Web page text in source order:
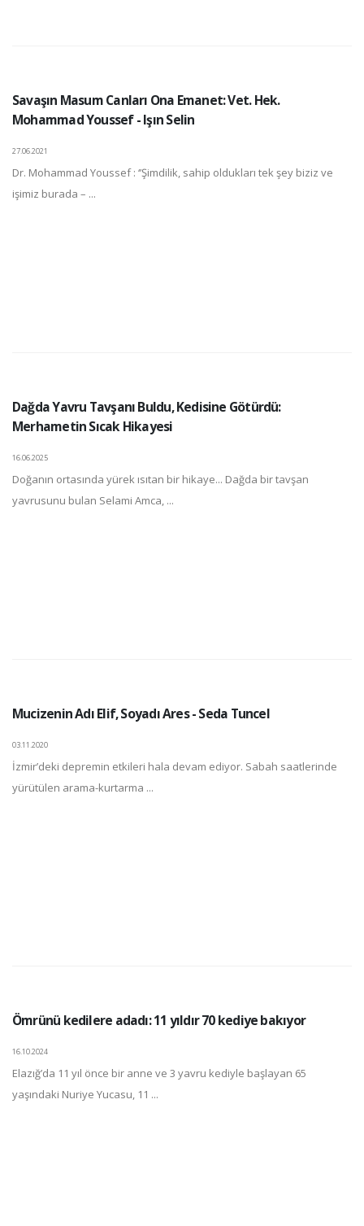
Savaşın Masum Canları Ona Emanet: Vet. Hek.
Mohammad Youssef - Işın Selin
27.06.2021
Dr. Mohammad Youssef : ‘’Şimdilik, sahip oldukları tek şey biziz ve
işimiz burada – ...
Dağda Yavru Tavşanı Buldu, Kedisine Götürdü:
Merhametin Sıcak Hikayesi
16.06.2025
Doğanın ortasında yürek ısıtan bir hikaye... Dağda bir tavşan
yavrusunu bulan Selami Amca, ...
Mucizenin Adı Elif, Soyadı Ares - Seda Tuncel
03.11.2020
İzmir’deki depremin etkileri hala devam ediyor. Sabah saatlerinde
yürütülen arama-kurtarma ...
Ömrünü kedilere adadı: 11 yıldır 70 kediye bakıyor
16.10.2024
Elazığ’da 11 yıl önce bir anne ve 3 yavru kediyle başlayan 65
yaşındaki Nuriye Yucasu, 11 ...